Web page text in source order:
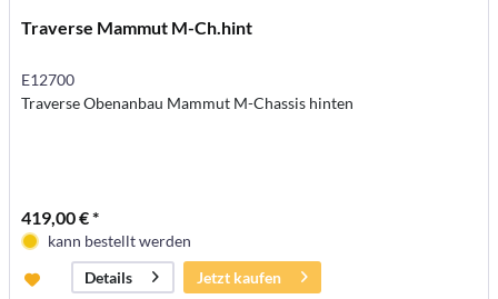
Traverse Mammut M-Ch.hint
E12700
Traverse Obenanbau Mammut M-Chassis hinten
419,00 € *
kann bestellt werden
Details
Jetzt kaufen